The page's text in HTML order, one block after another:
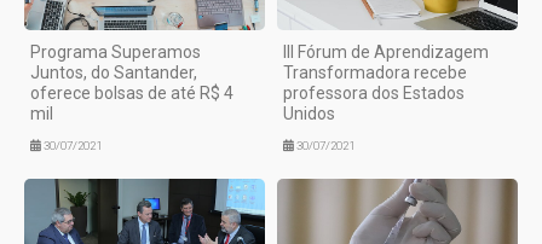
Programa Superamos
Juntos, do Santander,
oferece bolsas de até R$ 4
mil
30/07/2021
III Fórum de Aprendizagem
Transformadora recebe
professora dos Estados
Unidos
30/07/2021